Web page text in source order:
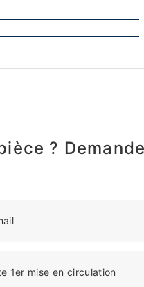
?
1er mise en circulation